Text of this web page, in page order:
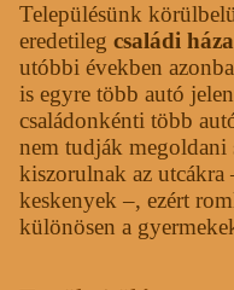
Településünk
eredetilegcsaládi
utóbbi években
is egyre több autó
családonkénti több
nem tudják
kiszorulnak az
keskenyek –, ezért
különösen a